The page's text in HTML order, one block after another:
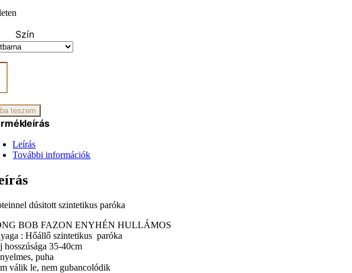
Szín
teszem
Leírás
További információk
dúsitott szintetikus paróka
BOB FAZON ENYHÉN HULLÁMOS
: Hőállő szintetikus paróka
hosszúsága 35-40cm
puha
válik le, nem gubancolódik